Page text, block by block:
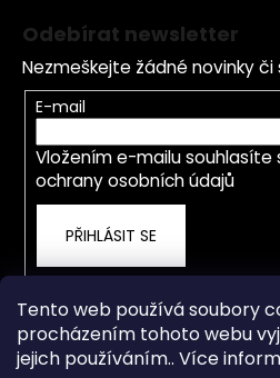
Tento web používá soubory
procházením tohoto webu
jejich používáním.. Více
Odebírat newsletter
Nezmeškejte žádné novinky či
E-mail
Vložením e-mailu souhlasíte
ochrany osobních údajů
PŘIHLÁSIT SE